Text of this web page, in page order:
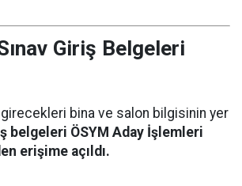
Giriş Belgeleri
girecekleri bina ve salon bilgisinin yer
belgeleri ÖSYM Aday İşlemleri
erişime açıldı.